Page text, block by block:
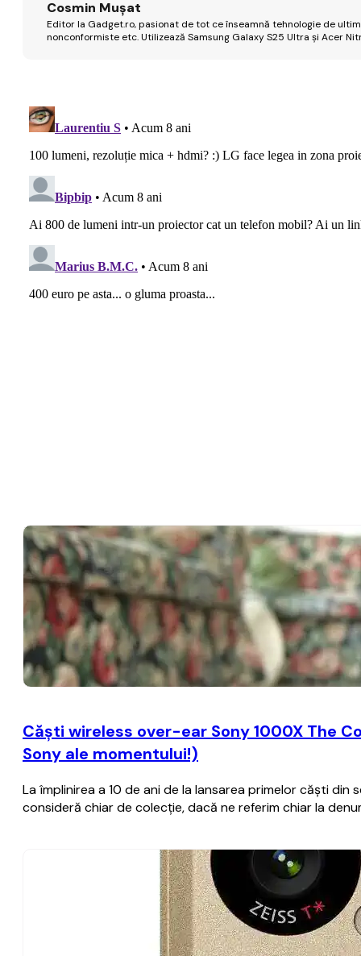
Cosmin Mușat
Editor la Gadget.ro, pasionat de tot ce înseamnă tehnologie de
nonconformiste etc. Utilizează Samsung Galaxy S25 Ultra și Acer
Căști wireless over-ear Sony 1000X The
Sony ale momentului!)
La împlinirea a 10 de ani de la lansarea primelor căști
consideră chiar de colecție, dacă ne referim chiar la